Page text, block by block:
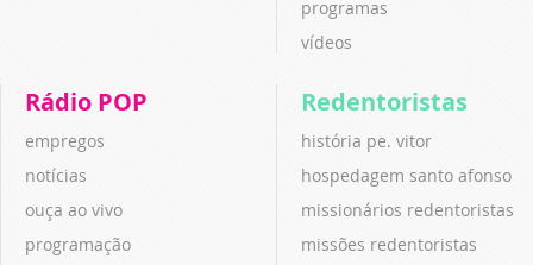
programas
vídeos
Rádio POP
empregos
notícias
ouça ao vivo
programação
Redentoristas
história pe. vitor
hospedagem santo afonso
missionários redentoristas
missões redentoristas